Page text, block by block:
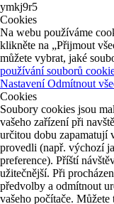
ymkj9r5
Cookies
Na webu používáme
klikněte na „Přijmout
můžete vybrat, jaké
používání souborů
NastaveníOdmítnout
Cookies
Soubory cookies jsou
vašeho zařízení při
určitou dobu zapamatují
provedli (např. výchozí
preference). Příští
užitečnější. Při
předvolby a odmítnout
vašeho počítače.